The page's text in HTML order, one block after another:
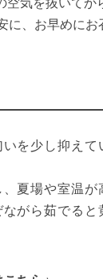
空気を抜いて
に、お早めにお
いを少し抑え
夏場や室温
がら茹でると